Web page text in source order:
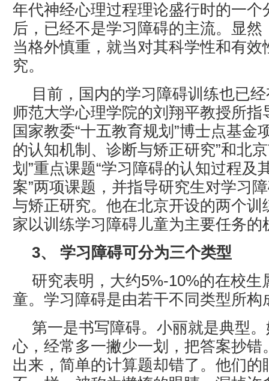
年代神经心理过程理论盛行时的一个
后，已经不是学习障碍的主流。显然
当格外慎重，就当对其科学性和有效
究。
目前，国内的学习障碍训练也已
师范大学心理学院的刘翔平教授所指
国家教委“十五教育规划”博士点基金
的认知机制、诊断与矫正研究”和北
划”重点课题“学习障碍的认知过程及
案”两项课题，并指导研究生对学习
与矫正研究。他在北京开设的两个训
家以训练学习障碍儿童为主要任务的
3、 学习障碍可分为三个类型
研究表明，大约5%-10%的在校生
童。学习障碍是由若干不同类型所构
第一是书写障碍。小丽就是典型
心，经常多一撇少一划，把答案抄错
出来，简单的计算题却错了。他们的